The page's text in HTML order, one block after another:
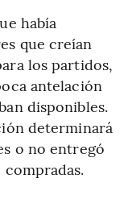
había
que creían
los partidos,
antelación
disponibles.
determinará
o no entregó
compradas.